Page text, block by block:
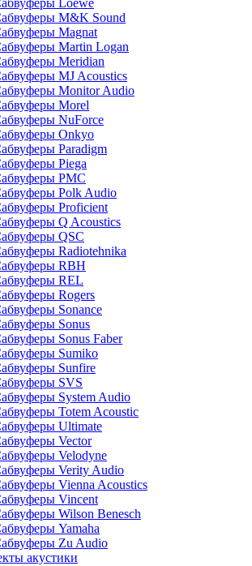
Loewe
M&K Sound
Magnat
Martin Logan
Meridian
MJ Acoustics
Monitor Audio
Morel
NuForce
Onkyo
Paradigm
Piega
PMC
Polk Audio
Proficient
Q Acoustics
QSC
Radiotehnika
RBH
REL
Rogers
Sonance
Sonus
Sonus Faber
Sumiko
Sunfire
SVS
System Audio
Totem Acoustic
Ultimate
Vector
Velodyne
Verity Audio
Vienna Acoustics
Vincent
Wilson Benesch
Yamaha
Zu Audio
акустики